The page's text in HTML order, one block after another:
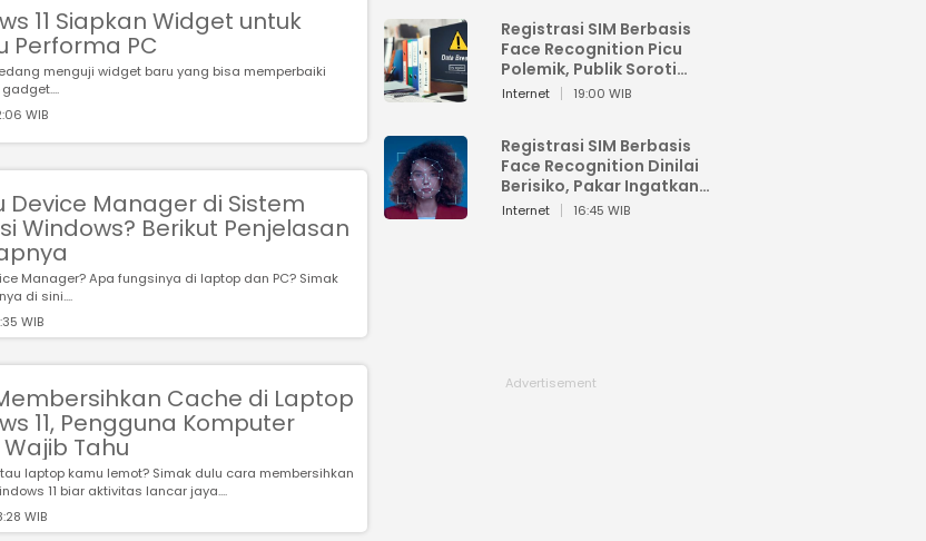
11 Siapkan Widget untuk
Performa PC
menguji widget baru yang bisa memperbaiki
WIB
Device Manager di Sistem
Windows? Berikut Penjelasan
Manager? Apa fungsinya di laptop dan PC? Simak
di sini....
WIB
Cache di Laptop
11, Pengguna Komputer
Tahu
laptop kamu lemot? Simak dulu cara membersihkan
11 biar aktivitas lancar jaya....
WIB
Registrasi SIM Berbasis
Face Recognition Picu
Polemik, Publik Soroti
Risiko Kebocoran Data
Internet 19:00 WIB
Registrasi SIM Berbasis
Face Recognition Dinilai
Berisiko, Pakar Ingatkan
Ancaman Privasi dan
Internet 16:45 WIB